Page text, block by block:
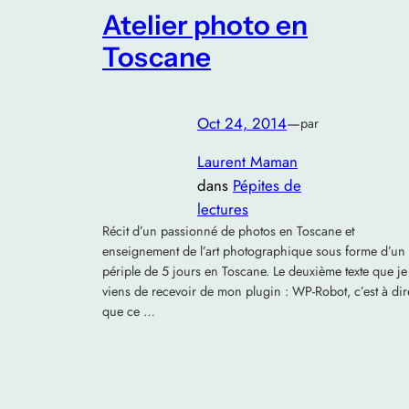
Atelier photo en
Toscane
Oct 24, 2014—par
Laurent Maman
dans Pépites de
lectures
Récit d’un passionné de photos en Toscane et
enseignement de l’art photographique sous forme d’un
périple de 5 jours en Toscane. Le deuxième texte que je
viens de recevoir de mon plugin : WP-Robot, c’est à
que ce …